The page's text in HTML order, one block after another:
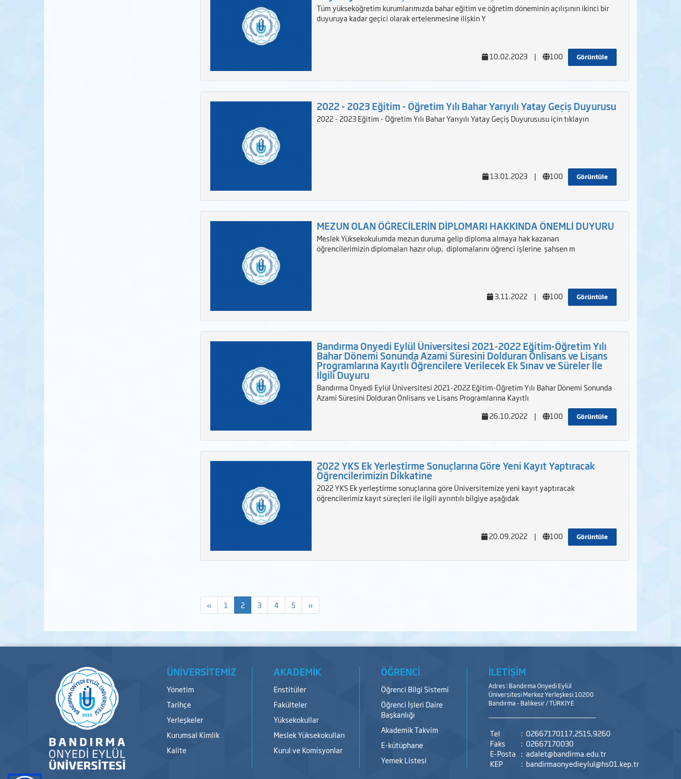
Tüm yükseköğretim kurumlarımızda bahar eğitim ve öğretim döneminin açılışının ikinci bir
duyuruya kadar geçici olarak ertelenmesine ilişkin Y
Görüntüle
10.02.2023 | 100
2022 - 2023 Eğitim - Öğretim Yılı Bahar Yarıyılı Yatay Geçiş Duyurusu
2022 - 2023 Eğitim - Öğretim Yılı Bahar Yarıyılı Yatay Geçiş Duyurususu için tıklayın
Görüntüle
13.01.2023 | 100
MEZUN OLAN ÖĞRECİLERİN DİPLOMARI HAKKINDA ÖNEMLİ DUYURU
Meslek Yüksekokulumda mezun duruma gelip diploma almaya hak kazanan
öğrencilerimizin diplomaları hazır olup, diplomalarını öğrenci işlerine şahsen m
Görüntüle
3.11.2022 | 100
Bandırma Onyedi Eylül Üniversitesi 2021-2022 Eğitim-Öğretim Yılı
Bahar Dönemi Sonunda Azami Süresini Dolduran Önlisans ve Lisans
Programlarına Kayıtlı Öğrencilere Verilecek Ek Sınav ve Süreler İle
İlgili Duyuru
Bandırma Onyedi Eylül Üniversitesi 2021-2022 Eğitim-Öğretim Yılı Bahar Dönemi Sonunda
Azami Süresini Dolduran Önlisans ve Lisans Programlarına Kayıtlı
Görüntüle
26.10.2022 | 100
2022 YKS Ek Yerleştirme Sonuçlarına Göre Yeni Kayıt Yaptıracak
Öğrencilerimizin Dikkatine
2022 YKS Ek yerleştirme sonuçlarına göre Üniversitemize yeni kayıt yaptıracak
öğrencilerimiz kayıt süreçleri ile ilgili ayrıntılı bilgiye aşağıdak
Görüntüle
20.09.2022 | 100
« 1 2 3 4 5 »
ÜNİVERSİTEMİZ
Yönetim
Tarihçe
Yerleşkeler
Kurumsal Kimlik
Kalite
AKADEMİK
Enstitüler
Fakülteler
Yüksekokullar
Meslek Yüksekokulları
Kurul ve Komisyonlar
ÖĞRENCİ
Öğrenci Bilgi Sistemi
Öğrenci İşleri Daire
Başkanlığı
Akademik Takvim
E-kütüphane
Yemek Listesi
İLETİŞİM
Adres : Bandırma Onyedi Eylül
Üniversitesi Merkez Yerleşkesi 10200
Bandırma - Balıkesir / TÜRKİYE
Tel : 02667170117,2515,9260
Faks
: 02667170030
E-Posta : adalet@bandirma.edu.tr
KEP
: bandirmaonyedieylul@hs01.kep.tr